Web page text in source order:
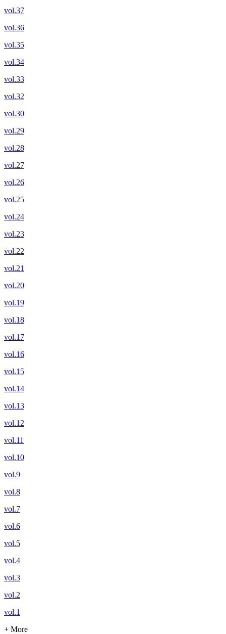
vol.37
vol.36
vol.35
vol.34
vol.33
vol.32
vol.30
vol.29
vol.28
vol.27
vol.26
vol.25
vol.24
vol.23
vol.22
vol.21
vol.20
vol.19
vol.18
vol.17
vol.16
vol.15
vol.14
vol.13
vol.12
vol.11
vol.10
vol.9
vol.8
vol.7
vol.6
vol.5
vol.4
vol.3
vol.2
vol.1
+ More